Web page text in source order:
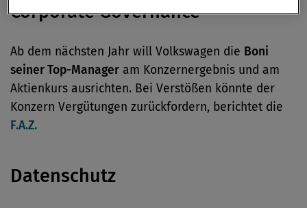
Corporate Governance
Ab dem nächsten Jahr will Volkswagen die Boni
seiner Top-Manager am Konzernergebnis und am
Aktienkurs ausrichten. Bei Verstößen könnte der
Konzern Vergütungen zurückfordern, berichtet die
F.A.Z.
Datenschutz